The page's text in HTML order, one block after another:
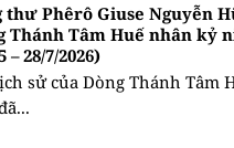
Phêrô Giuse Nguyễn
Thánh Tâm Huế nhân kỷ
– 28/7/2026)
sử của Dòng Thánh Tâm